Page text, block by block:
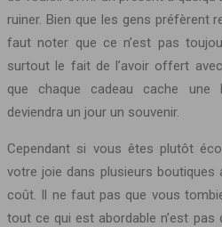
ruiner. Bien que les gens préfèrent
faut noter que ce n’est pas
surtout le fait de l’avoir offert
que chaque cadeau cache une
deviendra un jour un souvenir.
Cependant si vous êtes plutôt
votre joie dans plusieurs boutiques
coût. Il ne faut pas que vous
tout ce qui est abordable n’est pas